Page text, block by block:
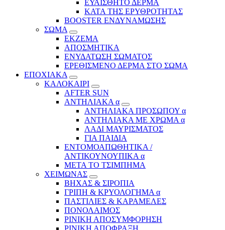
ΕΥΑΙΣΘΗΤΟ ΔΕΡΜΑ
ΚΑΤΑ ΤΗΣ ΕΡΥΘΡΟΤΗΤΑΣ
BOOSTER ΕΝΔΥΝΑΜΩΣΗΣ
ΣΩΜΑ
ΕΚΖΕΜΑ
ΑΠΟΣΜΗΤΙΚΑ
ΕΝΥΔΑΤΩΣΗ ΣΩΜΑΤΟΣ
ΕΡΕΘΙΣΜΕΝΟ ΔΕΡΜΑ ΣΤΟ ΣΩΜΑ
ΕΠΟΧΙΑΚΑ
ΚΑΛΟΚΑΙΡΙ
AFTER SUN
ΑΝΤΗΛΙΑΚΑ α
ΑΝΤΗΛΙΑΚΑ ΠΡΟΣΩΠΟΥ α
ΑΝΤΗΛΙΑΚΑ ΜΕ ΧΡΩΜΑ α
ΛΑΔΙ ΜΑΥΡΙΣΜΑΤΟΣ
ΓΙΑ ΠΑΙΔΙΑ
ΕΝΤΟΜΟΑΠΩΘΗΤΙΚΑ /
ΑΝΤΙΚΟΥΝΟΥΠΙΚΑ α
ΜΕΤΑ ΤΟ ΤΣΙΜΠΗΜΑ
ΧΕΙΜΩΝΑΣ
ΒΗΧΑΣ & ΣΙΡΟΠΙΑ
ΓΡΙΠΗ & ΚΡΥΟΛΟΓΗΜΑ α
ΠΑΣΤΙΛΙΕΣ & ΚΑΡΑΜΕΛΕΣ
ΠΟΝΟΛΑΙΜΟΣ
ΡΙΝΙΚΗ ΑΠΟΣΥΜΦΟΡΗΣΗ
ΡΙΝΙΚΗ ΑΠΟΦΡΑΞΗ